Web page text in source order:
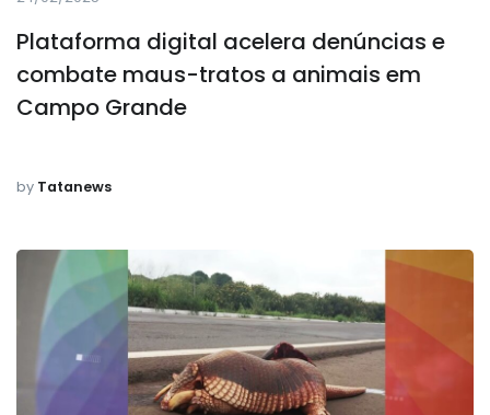
Plataforma digital acelera denúncias e
combate maus-tratos a animais em
Campo Grande
by Tatanews